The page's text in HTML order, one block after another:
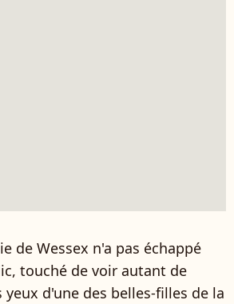
de Wessex n'a pas échappé
touché de voir autant de
d'une des belles-filles de la